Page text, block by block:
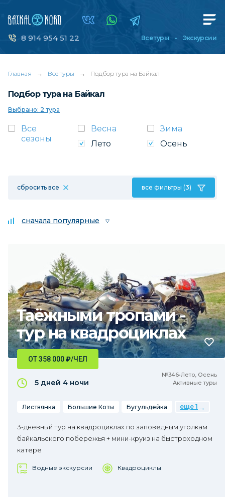
8 914 954 51 22 Все туры Экскурсии
Главная → Все туры → Подбор тура на Байкал
Подбор тура на Байкал
Выбрано: 2 тура
Все
сезоны
Весна
Зима
Лето
Осень
сбросить все все фильтры (3)
сначала популярные
Таёжными тропами -
тур на квадроциклах
№346•Лето, Осень
Активные туры
ОТ 358 000₽/ЧЕЛ
5 дней 4 ночи
Листвянка Большие Коты Бугульдейка еще 1
3-дневный тур на квадроциклах по заповедным уголкам
байкальского побережья + мини-круиз на быстроходном
катере
Водные экскурсии Квадроциклы